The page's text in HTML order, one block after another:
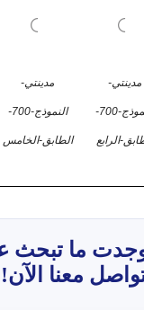
مدينتي-
النموذج-700-
الرابع
مدينتي-
النموذج-700-
الطابق-الخامس
ما تبحث
معنا الآن!